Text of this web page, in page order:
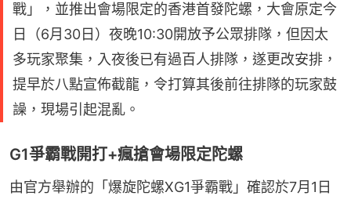
戰」，並推出會場限定的香港首發陀螺，大會原定今
日（6月30日）夜晚10:30開放予公眾排隊，但因太
多玩家聚集，入夜後已有過百人排隊，遂更改安排，
提早於八點宣佈截龍，令打算其後前往排隊的玩家鼓
譟，現場引起混亂。
G1爭霸戰開打+瘋搶會場限定陀螺
由官方舉辦的「爆旋陀螺XG1爭霸戰」確認於7月1日